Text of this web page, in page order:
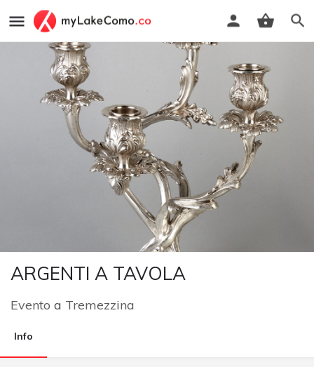
ARGENTI A TAVOLA
Evento a Tremezzina
Info